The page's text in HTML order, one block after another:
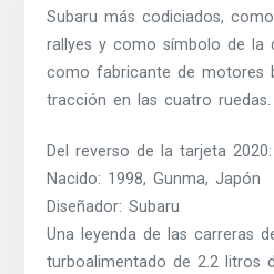
Subaru más codiciados,
rallyes y como símbolo de la
como fabricante de motores
tracción en las cuatro ruedas.
Del reverso de la tarjeta 2020:
Nacido: 1998, Gunma, Japón
Diseñador: Subaru
Una leyenda de las carreras
turboalimentado de 2.2 litros